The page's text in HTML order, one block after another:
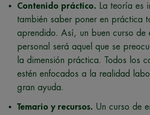
Contenido práctico. La teoría es
también saber poner en práctica
aprendido. Así, un buen curso de
personal será aquel que se
la dimensión práctica. Todos los
estén enfocados a la realidad
gran ayuda.
Temario y recursos. Un curso de